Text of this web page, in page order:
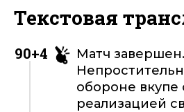
Текстовая
90+4
Матч завершен.
обороне вкупе
реализацией